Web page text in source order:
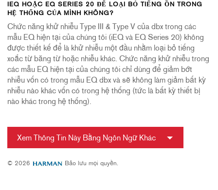
IEQ HOẶC EQ SERIES 20 ĐỂ LOẠI BỎ TIẾNG ỒN TRONG
HỆ THỐNG CỦA MÌNH KHÔNG?
Chức năng khử nhiễu Type III & Type V của dbx trong các
mẫu EQ hiện tại của chúng tôi (iEQ và EQ Series 20) không
được thiết kế để là khử nhiễu một đầu nhằm loại bỏ tiếng
xoắc từ băng từ hoặc nhiễu khác. Chức năng khử nhiễu trong
các mẫu EQ hiện tại của chúng tôi chỉ dùng để giảm bớt
nhiễu vốn có trong mẫu EQ dbx và sẽ không làm giảm bất kỳ
nhiễu nào khác vốn có trong hệ thống (tức là bất kỳ thiết bị
nào khác trong hệ thống).
Xem Thông Tin Này Bằng Ngôn Ngữ Khác
© 2026 Bảo lưu mọi quyền.